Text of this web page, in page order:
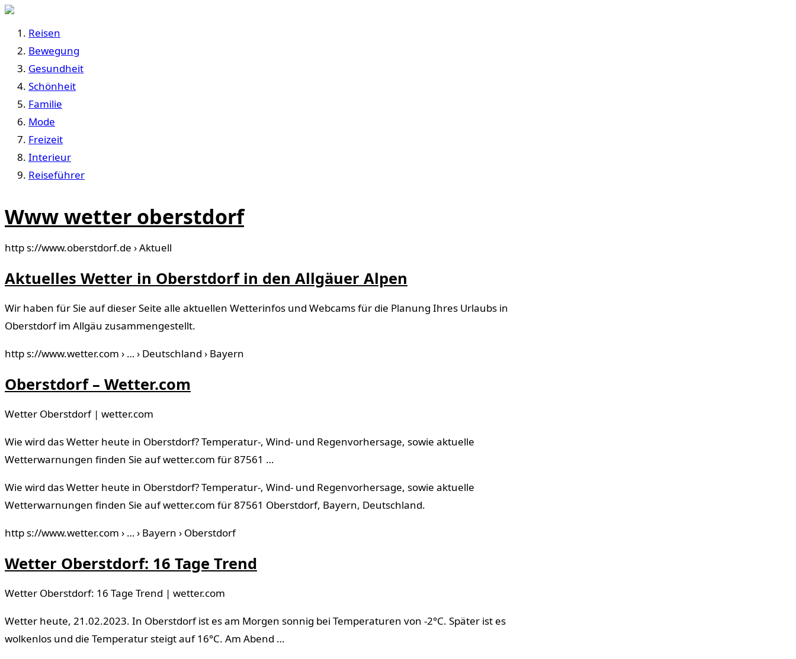
Reisen
Bewegung
Gesundheit
Schönheit
Familie
Mode
Freizeit
Interieur
Reiseführer
Www wetter oberstdorf
http s://www.oberstdorf.de › Aktuell
Aktuelles Wetter in Oberstdorf in den Allgäuer Alpen
Wir haben für Sie auf dieser Seite alle aktuellen Wetterinfos und Webcams für die Planung Ihres Urlaubs in
Oberstdorf im Allgäu zusammengestellt.
http s://www.wetter.com › … › Deutschland › Bayern
Oberstdorf – Wetter.com
Wetter Oberstdorf | wetter.com
Wie wird das Wetter heute in Oberstdorf? Temperatur-, Wind- und Regenvorhersage, sowie aktuelle
Wetterwarnungen finden Sie auf wetter.com für 87561 …
Wie wird das Wetter heute in Oberstdorf? Temperatur-, Wind- und Regenvorhersage, sowie aktuelle
Wetterwarnungen finden Sie auf wetter.com für 87561 Oberstdorf, Bayern, Deutschland.
http s://www.wetter.com › … › Bayern › Oberstdorf
Wetter Oberstdorf: 16 Tage Trend
Wetter Oberstdorf: 16 Tage Trend | wetter.com
Wetter heute, 21.02.2023. In Oberstdorf ist es am Morgen sonnig bei Temperaturen von -2°C. Später ist es
wolkenlos und die Temperatur steigt auf 16°C. Am Abend …